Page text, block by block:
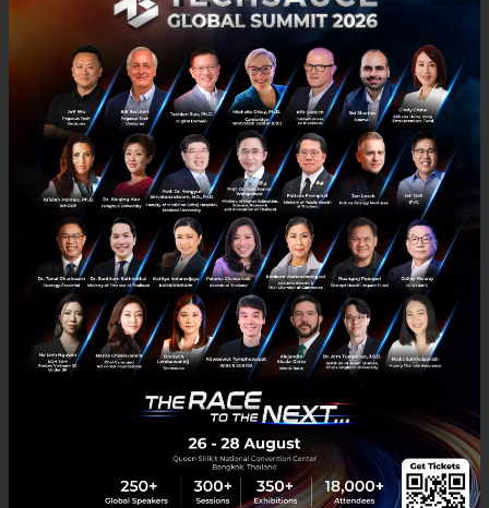
ความสำคัญของทักษะการตัดสินใจ (Decision making) กับ
ผู้นำ และ 5 เครื่องมือพร้อมวิธีที่จะช่วยพัฒนา
“การตัดสินใจ” เป็นหน้าที่และหลายครั้งกลายเป็นภาระที่หนักอึ้งสำหรับ
คนเป็นผู้นำ หากทำได้ดีก็จะนำความสำเร็จมาให้องค์กร แต่หากผิดพลาด
ผลเสียไม่ว่าจะน้อยหรือมากจะตามมา นี่คือคำตอบว่าทำไ...
กรกฎาคม 19, 2023| ByPeeradon Rungnarongrak
Culture Transformation leadership Decision Making